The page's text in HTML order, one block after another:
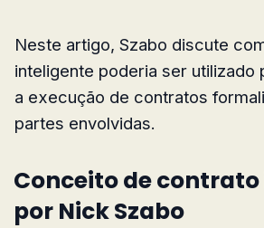
Neste artigo, Szabo discute
inteligente poderia ser utilizado
a execução de contratos
partes envolvidas.
Conceito de
por Nick Szabo